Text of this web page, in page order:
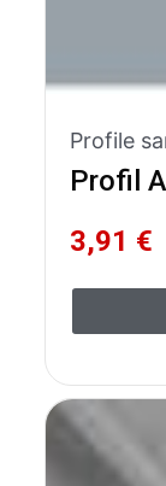
Profile
Profil
3,91 €